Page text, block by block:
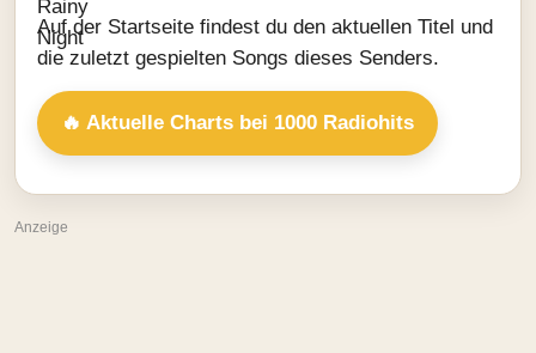
Auf der Startseite findest du den aktuellen Titel und
die zuletzt gespielten Songs dieses Senders.
🔥 Aktuelle Charts bei 1000 Radiohits
Anzeige